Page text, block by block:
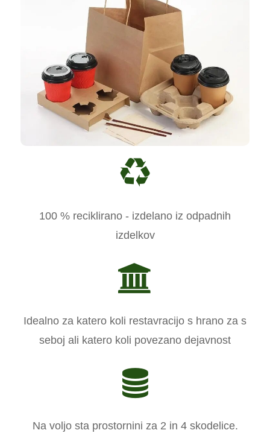
100 % reciklirano - izdelano iz odpadnih
izdelkov
Idealno za katero koli restavracijo s hrano za s
seboj ali katero koli povezano dejavnost
Na voljo sta prostornini za 2 in 4 skodelice.